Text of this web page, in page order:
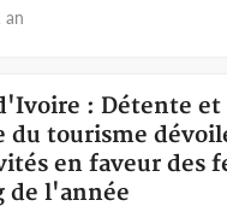
an
: Détente et
du tourisme
en faveur des
de l'année